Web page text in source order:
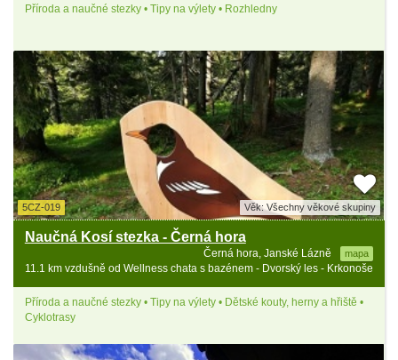
Příroda a naučné stezky • Tipy na výlety • Rozhledny
5CZ-019 Věk: Všechny věkové skupiny
Naučná Kosí stezka - Černá hora
Černá hora, Janské Lázně mapa
11.1 km vzdušně od Wellness chata s bazénem - Dvorský les - Krkonoše
Příroda a naučné stezky • Tipy na výlety • Dětské kouty, herny a hřiště •
Cyklotrasy